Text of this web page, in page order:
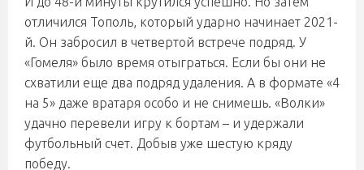
отличился Тополь, который ударно начинает 2021-
й. Он забросил в четвертой встрече подряд. У
«Гомеля» было время отыграться. Если бы они не
схватили еще два подряд удаления. А в формате «4
на 5» даже вратаря особо и не снимешь. «Волки»
удачно перевели игру к бортам – и удержали
футбольный счет. Добыв уже шестую кряду
победу.